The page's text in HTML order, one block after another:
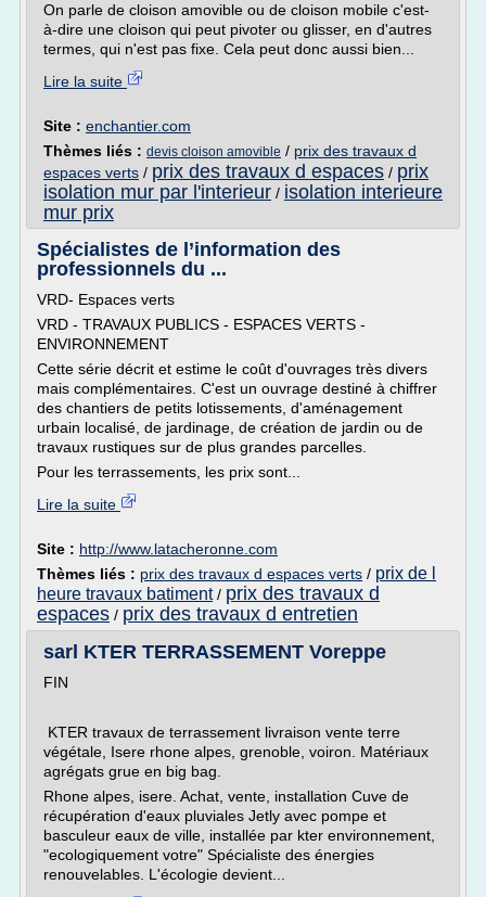
On parle de cloison amovible ou de cloison mobile c'est-
à-dire une cloison qui peut pivoter ou glisser, en d'autres
termes, qui n'est pas fixe. Cela peut donc aussi bien...
Lire la suite
Site : enchantier.com
Thèmes liés : devis cloison amovible / prix des travaux d
espaces verts / prix des travaux d espaces / prix
isolation mur par l'interieur / isolation interieure
mur prix
Spécialistes de l’information des
professionnels du ...
VRD- Espaces verts
VRD - TRAVAUX PUBLICS - ESPACES VERTS -
ENVIRONNEMENT
Cette série décrit et estime le coût d'ouvrages très divers
mais complémentaires. C'est un ouvrage destiné à chiffrer
des chantiers de petits lotissements, d'aménagement
urbain localisé, de jardinage, de création de jardin ou de
travaux rustiques sur de plus grandes parcelles.
Pour les terrassements, les prix sont...
Lire la suite
Site : http://www.latacheronne.com
Thèmes liés : prix des travaux d espaces verts / prix de l
heure travaux batiment/ prix des travaux d
espaces / prix des travaux d entretien
sarl KTER TERRASSEMENT Voreppe
FIN
KTER travaux de terrassement livraison vente terre
végétale, Isere rhone alpes, grenoble, voiron. Matériaux
agrégats grue en big bag.
Rhone alpes, isere. Achat, vente, installation Cuve de
récupération d'eaux pluviales Jetly avec pompe et
basculeur eaux de ville, installée par kter environnement,
"ecologiquement votre" Spécialiste des énergies
renouvelables. L'écologie devient...